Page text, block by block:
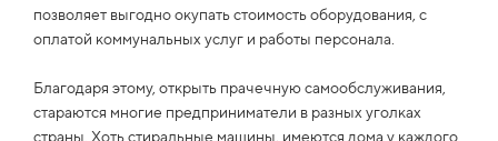
позволяет выгодно окупать стоимость оборудования, с
оплатой коммунальных услуг и работы персонала.
Благодаря этому, открыть прачечную самообслуживания,
стараются многие предприниматели в разных уголках
страны. Хоть стиральные машины, имеются дома у каждого